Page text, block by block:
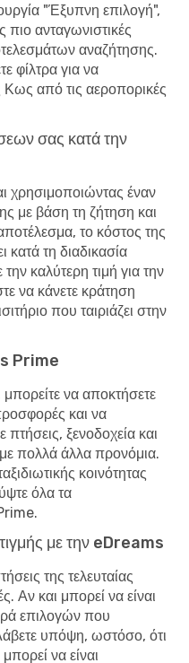
"Έξυπνη επιλογή",
πιο ανταγωνιστικές
αναζήτησης.
φίλτρα για να
από τις αεροπορικές
σας κατά την
χρησιμοποιώντας έναν
με βάση τη ζήτηση και
το κόστος της
κατά τη διαδικασία
καλύτερη τιμή για την
να κάνετε κράτηση
που ταιριάζει στην
Prime
να αποκτήσετε
και να
πτήσεις, ξενοδοχεία και
με πολλά άλλα προνόμια.
κοινότητας
όλα τα
με την eDreams
της τελευταίας
Αν και μπορεί να είναι
επιλογών που
υπόψη, ωστόσο, ότι
να είναι